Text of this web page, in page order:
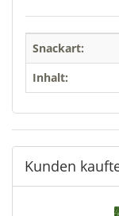
Snackart:
Inhalt:
Kunden